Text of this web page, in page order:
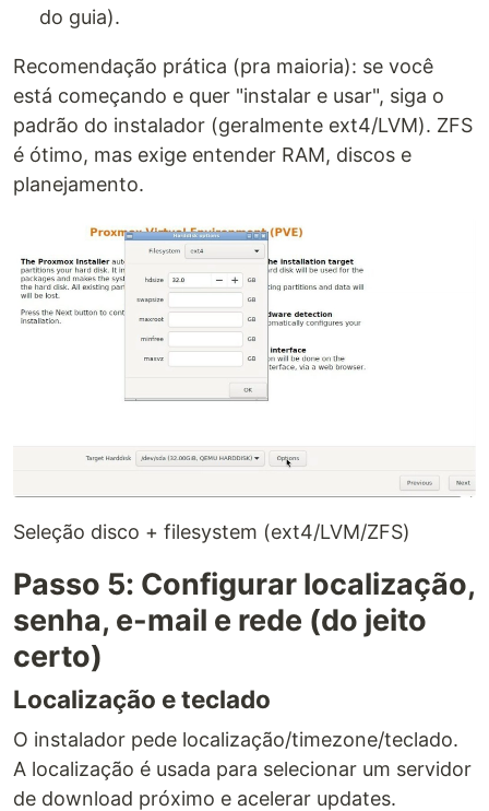
do guia).
Recomendação prática (pra maioria): se você
está começando e quer "instalar e usar", siga o
padrão do instalador (geralmente ext4/LVM). ZFS
é ótimo, mas exige entender RAM, discos e
planejamento.
Seleção disco + filesystem (ext4/LVM/ZFS)
Passo 5: Configurar localização,
senha, e-mail e rede (do jeito
certo)
Localização e teclado
O instalador pede localização/timezone/teclado.
A localização é usada para selecionar um servidor
de download próximo e acelerar updates.